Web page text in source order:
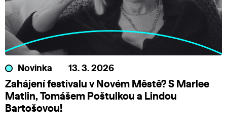
Novinka 13. 3. 2026
Zahájení festivalu v Novém Městě? S Marlee
Matlin, Tomášem Poštulkou a Lindou
Bartošovou!